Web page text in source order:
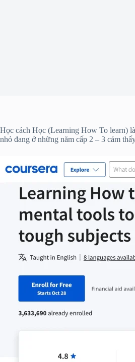
Học cách Học (Learning How To learn)
nhỏ đang ở những năm cấp 2 – 3 cảm